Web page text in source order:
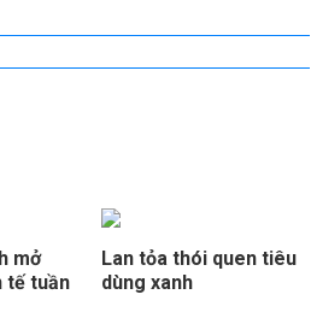
mở
tế tuần
Lan tỏa thói quen tiêu
dùng xanh